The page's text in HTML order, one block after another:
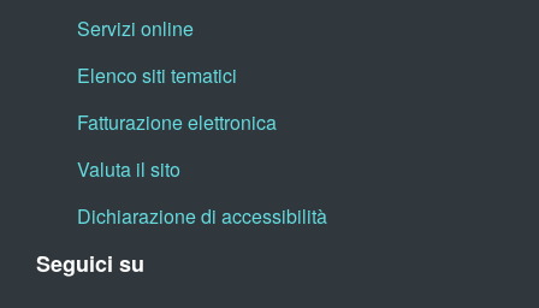
Servizi online
Elenco siti tematici
Fatturazione elettronica
Valuta il sito
Dichiarazione di accessibilità
Seguici su